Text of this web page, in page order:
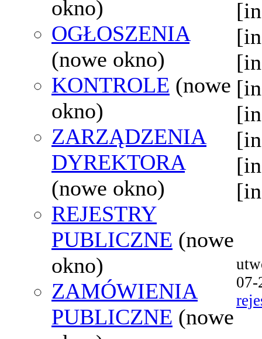
okno)
OGŁOSZENIA
(nowe okno)
KONTROLE (nowe
okno)
ZARZĄDZENIA
DYREKTORA
(nowe okno)
REJESTRY
PUBLICZNE (nowe
okno)
ZAMÓWIENIA
PUBLICZNE (nowe
07-